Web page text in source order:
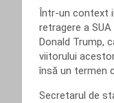
Într-un context
retragere a
Donald Trump,
viitorului
însă un termen
Secretarul de